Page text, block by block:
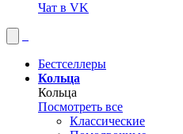
Чат в VK
Бестселлеры
Кольца
Кольца
Посмотреть все
Классические